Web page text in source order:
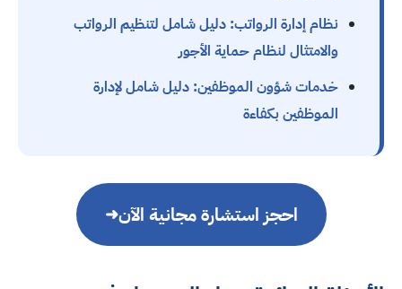
نظام إدارة الرواتب: دليل شامل لتنظيم الرواتب
والامتثال لنظام حماية الأجور
خدمات شؤون الموظفين: دليل شامل لإدارة
الموظفين بكفاءة
احجز استشارة مجانية الآن➜